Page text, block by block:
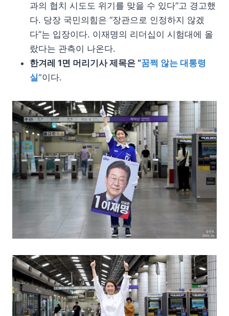
과의 협치 시도도 위기를 맞을 수 있다”고 경고했
다. 당장 국민의힘은 “장관으로 인정하지 않겠
다”는 입장이다. 이재명의 리더십이 시험대에 올
랐다는 관측이 나온다.
한겨레 1면 머리기사 제목은 “꿈쩍 않는 대통령
실”이다.